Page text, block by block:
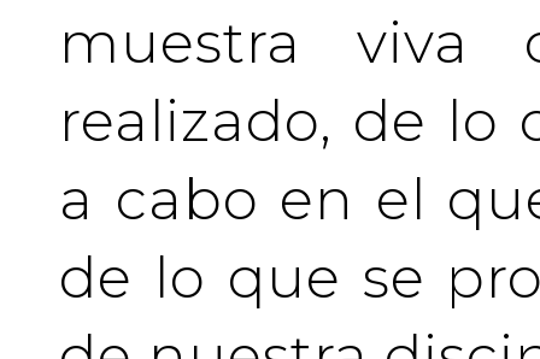
muestra
realizado, de lo
a cabo en el
de lo que se